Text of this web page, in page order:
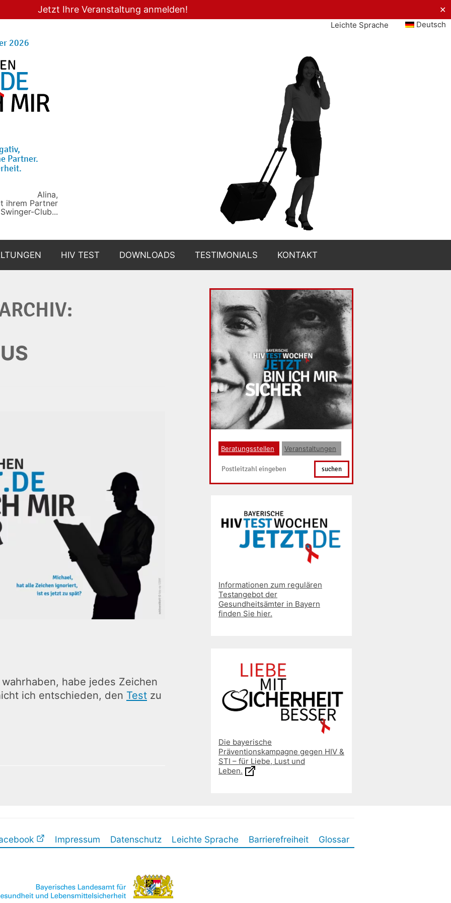
Jetzt Ihre Veranstaltung anmelden!
✕
Leichte Sprache
Deutsch
2026
Partner.
Alina,
ihrem Partner
Club...
HIV TEST
WIE?
DOWNLOADS TESTIMONIALS KONTAKT
habe jedes Zeichen
ich entschieden, den Test zu
Beratungsstellen Veranstaltungen
suchen
Informationen zum regulären
Testangebot der
Gesundheitsämter in Bayern
finden Sie hier.
Die bayerische
Präventionskampagne gegen HIV &
STI – für Liebe, Lust und
Leben.
Glossar
Barrierefreiheit
Leichte Sprache
Datenschutz
Impressum